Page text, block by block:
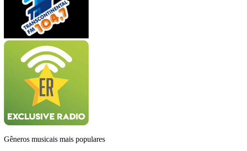
Gêneros musicais mais populares